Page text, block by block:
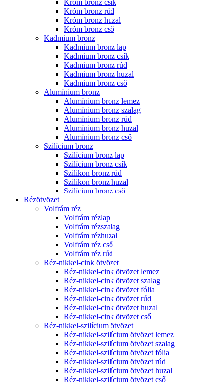
Króm bronz csík
Króm bronz rúd
Króm bronz huzal
Króm bronz cső
Kadmium bronz
Kadmium bronz lap
Kadmium bronz csík
Kadmium bronz rúd
Kadmium bronz huzal
Kadmium bronz cső
Alumínium bronz
Alumínium bronz lemez
Alumínium bronz szalag
Alumínium bronz rúd
Alumínium bronz huzal
Alumínium bronz cső
Szilícium bronz
Szilícium bronz lap
Szilícium bronz csík
Szilikon bronz rúd
Szilikon bronz huzal
Szilícium bronz cső
Rézötvözet
Volfrám réz
Volfrám rézlap
Volfrám rézszalag
Volfrám rézhuzal
Volfrám réz cső
Volfrám réz rúd
Réz-nikkel-cink ötvözet
Réz-nikkel-cink ötvözet lemez
Réz-nikkel-cink ötvözet szalag
Réz-nikkel-cink ötvözet fólia
Réz-nikkel-cink ötvözet rúd
Réz-nikkel-cink ötvözet huzal
Réz-nikkel-cink ötvözet cső
Réz-nikkel-szilícium ötvözet
Réz-nikkel-szilícium ötvözet lemez
Réz-nikkel-szilícium ötvözet szalag
Réz-nikkel-szilícium ötvözet fólia
Réz-nikkel-szilícium ötvözet rúd
Réz-nikkel-szilícium ötvözet huzal
Réz-nikkel-szilícium ötvözet cső